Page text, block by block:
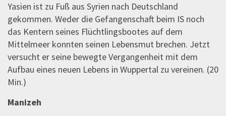
Yasien ist zu Fuß aus Syrien nach Deutschland
gekommen. Weder die Gefangenschaft beim IS noch
das Kentern seines Flüchtlingsbootes auf dem
Mittelmeer konnten seinen Lebensmut brechen. Jetzt
versucht er seine bewegte Vergangenheit mit dem
Aufbau eines neuen Lebens in Wuppertal zu vereinen. (20
Min.)
Manizeh